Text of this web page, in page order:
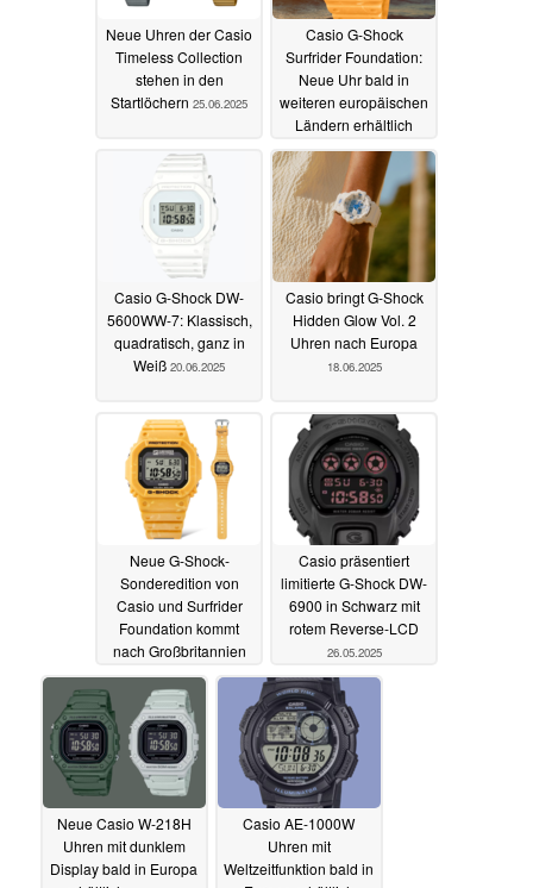
Neue Uhren der Casio
Timeless Collection
stehen in den
Startlöchern 25.06.2025
Casio G-Shock
Surfrider Foundation:
Neue Uhr bald in
weiteren europäischen
Ländern erhältlich
21.06.2025
Casio G-Shock DW-
5600WW-7: Klassisch,
quadratisch, ganz in
Weiß 20.06.2025
Casio bringt G-Shock
Hidden Glow Vol. 2
Uhren nach Europa
18.06.2025
Neue G-Shock-
Sonderedition von
Casio und Surfrider
Foundation kommt
nach Großbritannien
02.06.2025
Casio präsentiert
limitierte G-Shock DW-
6900 in Schwarz mit
rotem Reverse-LCD
26.05.2025
Neue Casio W-218H
Uhren mit dunklem
Display bald in Europa
Casio AE-1000W
Uhren mit
Weltzeitfunktion bald in